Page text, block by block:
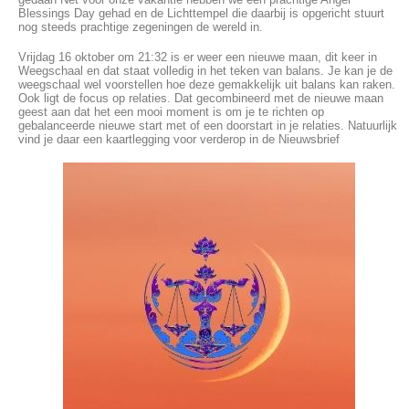
Blessings Day gehad en de Lichttempel die daarbij is opgericht stuurt
nog steeds prachtige zegeningen de wereld in.
Vrijdag 16 oktober om 21:32 is er weer een nieuwe maan, dit keer in
Weegschaal en dat staat volledig in het teken van balans. Je kan je de
weegschaal wel voorstellen hoe deze gemakkelijk uit balans kan raken.
Ook ligt de focus op relaties. Dat gecombineerd met de nieuwe maan
geest aan dat het een mooi moment is om je te richten op
gebalanceerde nieuwe start met of een doorstart in je relaties. Natuurlijk
vind je daar een kaartlegging voor verderop in de Nieuwsbrief